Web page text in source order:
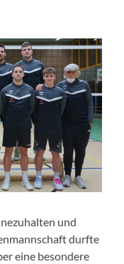
und
durfte
eine besondere